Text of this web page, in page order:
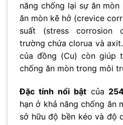
năng chống lại sự ăn
ăn mòn kẽ hở (crevice
suất (stress corrosion
trường chứa clorua và
của đồng (Cu) còn giúp
chống ăn mòn trong môi
Đặc tính nổi bậtcủa
hạn ở khả năng chống ăn
sở hữu độ bền kéo và độ